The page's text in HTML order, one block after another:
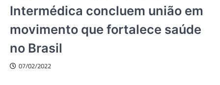
Intermédica concluem união em
movimento que fortalece saúde
no Brasil
07/02/2022